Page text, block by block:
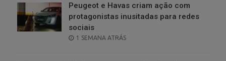
Peugeot e Havas criam ação com
protagonistas inusitadas para redes
sociais
POSTED
1 SEMANA ATRÁS